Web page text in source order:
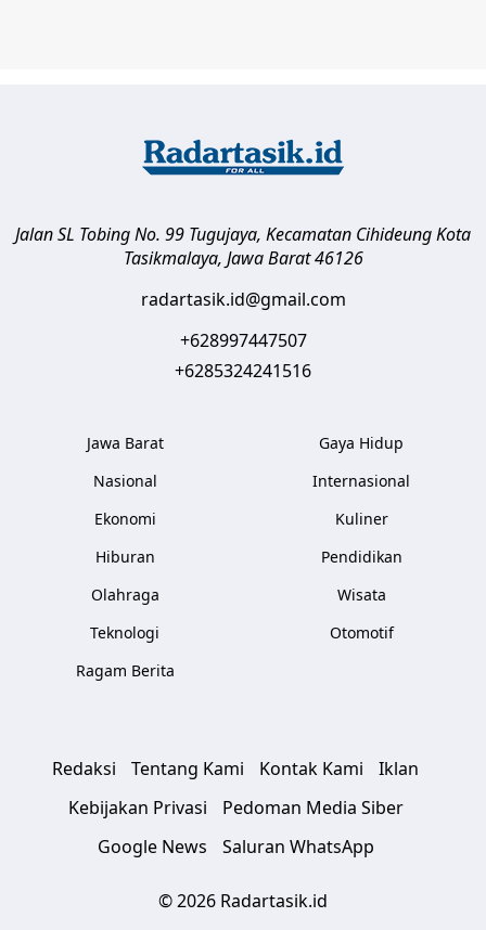
Jalan SL Tobing No. 99 Tugujaya, Kecamatan CihideungKota
Tasikmalaya, Jawa Barat 46126
radartasik.id@gmail.com
+628997447507
+6285324241516
Jawa Barat
Nasional
Ekonomi
Hiburan
Olahraga
Teknologi
Ragam Berita
Gaya Hidup
Internasional
Kuliner
Pendidikan
Wisata
Otomotif
Redaksi Tentang Kami Kontak Kami
Iklan
Kebijakan Privasi
Pedoman Media Siber
Google News
Saluran WhatsApp
© 2026 Radartasik.id